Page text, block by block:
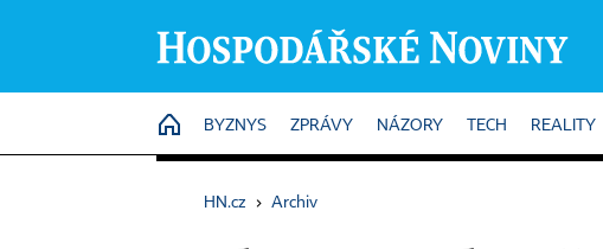
HOME
BYZNYS ZPRÁVY NÁZORY TECH REALITY
HN.cz › Archiv